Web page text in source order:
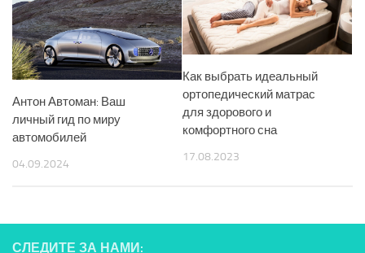
Антон Автоман: Ваш
личный гид по миру
автомобилей
04.09.2024
Как выбрать идеальный
ортопедический матрас
для здорового и
комфортного сна
17.08.2023
СЛЕДИТЕ ЗА НАМИ: